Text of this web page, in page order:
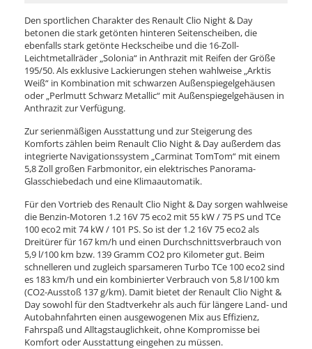
Den sportlichen Charakter des Renault Clio Night & Day
betonen die stark getönten hinteren Seitenscheiben, die
ebenfalls stark getönte Heckscheibe und die 16-Zoll-
Leichtmetallräder „Solonia“ in Anthrazit mit Reifen der Größe
195/50. Als exklusive Lackierungen stehen wahlweise „Arktis
Weiß“ in Kombination mit schwarzen Außenspiegelgehäusen
oder „Perlmutt Schwarz Metallic“ mit Außenspiegelgehäusen in
Anthrazit zur Verfügung.
Zur serienmäßigen Ausstattung und zur Steigerung des
Komforts zählen beim Renault Clio Night & Day außerdem das
integrierte Navigationssystem „Carminat TomTom“ mit einem
5,8 Zoll großen Farbmonitor, ein elektrisches Panorama-
Glasschiebedach und eine Klimaautomatik.
Für den Vortrieb des Renault Clio Night & Day sorgen wahlweise
die Benzin-Motoren 1.2 16V 75 eco2 mit 55 kW / 75 PS und TCe
100 eco2 mit 74 kW / 101 PS. So ist der 1.2 16V 75 eco2 als
Dreitürer für 167 km/h und einen Durchschnittsverbrauch von
5,9 l/100 km bzw. 139 Gramm CO2 pro Kilometer gut. Beim
schnelleren und zugleich sparsameren Turbo TCe 100 eco2 sind
es 183 km/h und ein kombinierter Verbrauch von 5,8 l/100 km
(CO2-Ausstoß 137 g/km). Damit bietet der Renault Clio Night &
Day sowohl für den Stadtverkehr als auch für längere Land- und
Autobahnfahrten einen ausgewogenen Mix aus Effizienz,
Fahrspaß und Alltagstauglichkeit, ohne Kompromisse bei
Komfort oder Ausstattung eingehen zu müssen.